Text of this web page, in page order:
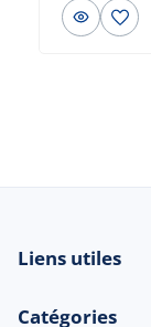
Liens utiles
Catégories